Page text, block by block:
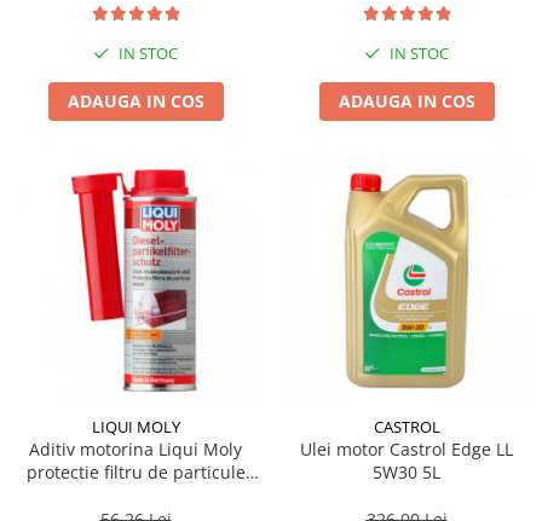
IN STOC
ADAUGA IN COS
IN STOC
ADAUGA IN COS
LIQUI MOLY
Aditiv motorina Liqui Moly
protectie filtru de particule
CASTROL
Ulei motor Castrol Edge LL
5W30 5L